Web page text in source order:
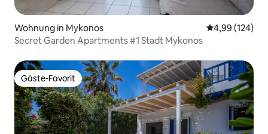
Wohnung in Mykonos
4,99 (124)
Secret Garden Apartments #1 Stadt Mykonos
Gäste-Favorit
Gäste-Favorit